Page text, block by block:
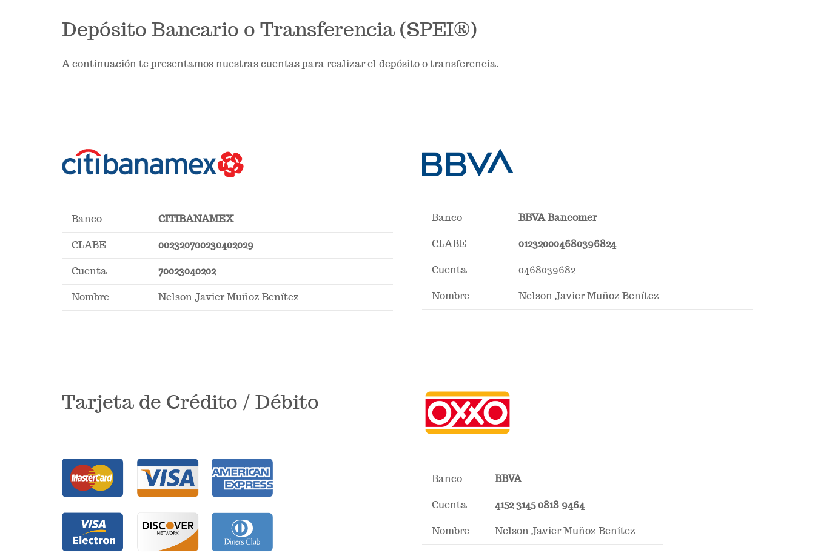
Depósito Bancario o Transferencia (SPEI®)
A continuación te presentamos nuestras cuentas para realizar el depósito o transferencia.
Banco CITIBANAMEX
CLABE 002320700230402029
Cuenta 70023040202
Nombre Nelson Javier Muñoz Benítez
Banco BBVA Bancomer
CLABE 012320004680396824
Cuenta 0468039682
Nombre Nelson Javier Muñoz Benítez
Tarjeta de Crédito / Débito
Banco BBVA
Cuenta 4152 3145 0818 9464
Nombre Nelson Javier Muñoz Benítez